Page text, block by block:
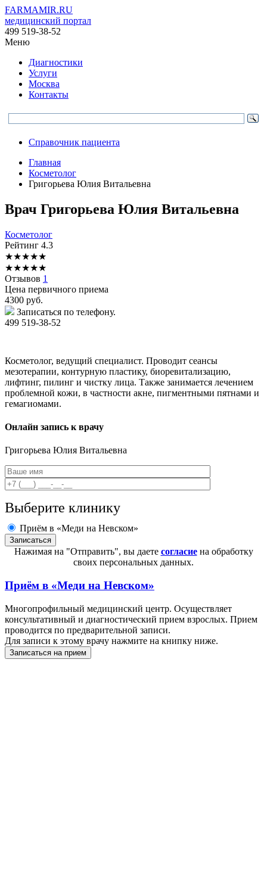
FARMAMIR.RU
медицинский портал
499 519-38-52
Меню
Диагностики
Услуги
Москва
Контакты
Справочник пациента
Главная
Косметолог
Григорьева Юлия Витальевна
Врач Григорьева Юлия Витальевна
Косметолог
Рейтинг 4.3
★★★★★
★★★★★
Отзывов 1
Цена первичного приема
4300 руб.
Записаться по телефону.
499 519-38-52
Косметолог, ведущий специалист. Проводит сеансы
мезотерапии, контурную пластику, биоревитализацию,
лифтинг, пилинг и чистку лица. Также занимается лечением
проблемной кожи, в частности акне, пигментными пятнами и
гемагиомами.
Онлайн запись к врачу
Григорьева Юлия Витальевна
Выберите клинику
Приём в «Меди на Невском»
Нажимая на "Отправить", вы даете согласиена обработку
своих персональных данных.
Приём в «Меди на Невском»
Многопрофильный медицинский центр. Осуществляет
консультативный и диагностический прием взрослых. Прием
проводится по предварительной записи.
Для записи к этому врачу нажмите на книпку ниже.
Записаться на прием